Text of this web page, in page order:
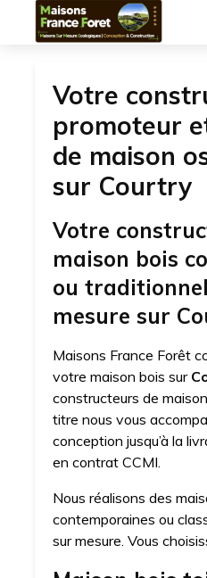
Votre
promoteur
de maison
sur Courtry
Votre
maison bois
ou
mesure sur
Maisons France Forêt
votre maison bois sur
constructeurs de
titre nous vous
conception jusqu’à la
en contrat CCMI.
Nous réalisons des
contemporaines ou
sur mesure. Vous